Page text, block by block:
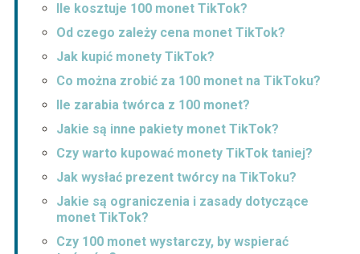
Ile kosztuje 100 monet TikTok?
Od czego zależy cena monet TikTok?
Jak kupić monety TikTok?
Co można zrobić za 100 monet na TikToku?
Ile zarabia twórca z 100 monet?
Jakie są inne pakiety monet TikTok?
Czy warto kupować monety TikTok taniej?
Jak wysłać prezent twórcy na TikToku?
Jakie są ograniczenia i zasady dotyczące
monet TikTok?
Czy 100 monet wystarczy, by wspierać